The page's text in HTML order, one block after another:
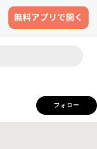
フォロー